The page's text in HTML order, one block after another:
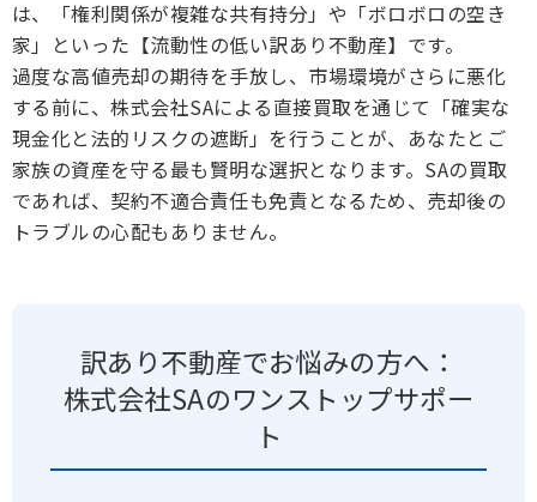
は、「権利関係が複雑な共有持分」や「ボロボロの空き
家」といった【流動性の低い訳あり不動産】です。
過度な高値売却の期待を手放し、市場環境がさらに悪化
する前に、株式会社SAによる直接買取を通じて「確実な
現金化と法的リスクの遮断」を行うことが、あなたとご
家族の資産を守る最も賢明な選択となります。SAの買取
であれば、契約不適合責任も免責となるため、売却後の
トラブルの心配もありません。
訳あり不動産でお悩みの方へ：
株式会社SAのワンストップサポー
ト